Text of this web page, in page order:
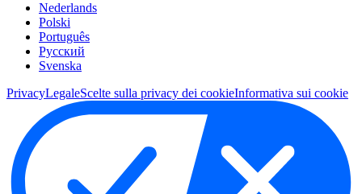
Nederlands
Polski
Português
Pусский
Svenska
PrivacyLegaleScelte sulla privacy dei cookieInformativa sui cookie